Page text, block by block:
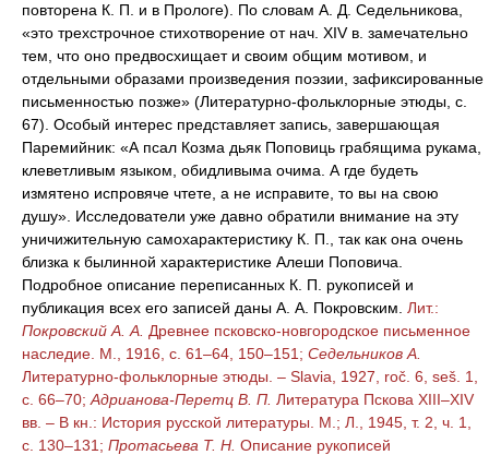
повторена К. П. и в Прологе). По словам А. Д. Седельникова,
«это трехстрочное стихотворение от нач. XIV в. замечательно
тем, что оно предвосхищает и своим общим мотивом, и
отдельными образами произведения поэзии, зафиксированные
письменностью позже» (Литературно-фольклорные этюды, с.
67). Особый интерес представляет запись, завершающая
Паремийник: «А псал Козма дьяк Поповиць грабящима рукама,
клеветливым языком, обидливыма очима. А где будеть
измятено испровяче чтете, а не исправите, то вы на свою
душу». Исследователи уже давно обратили внимание на эту
уничижительную самохарактеристику К. П., так как она очень
близка к былинной характеристике Алеши Поповича.
Подробное описание переписанных К. П. рукописей и
публикация всех его записей даны А. А. Покровским. Лит.:
Покровский А. А. Древнее псковско-новгородское письменное
наследие. М., 1916, с. 61–64, 150–151; Седельников А.
Литературно-фольклорные этюды. – Slavia, 1927, roč. 6, seš. 1,
с. 66–70; Адрианова-Перетц В. П. Литература Пскова XIII–XIV
вв. – В кн.: История русской литературы. М.; Л., 1945, т. 2, ч. 1,
с. 130–131; Протасьева Т. Н. Описание рукописей